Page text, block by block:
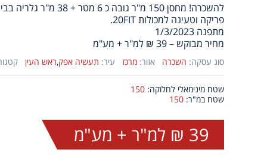
להשכרה! מחסן 150 מ"ר
פריקה וטעינה למכולות 20FIT.
מתפנה 1/3/2023
מחיר מבוקש – 39 ₪ למ"ר + מע"מ
סוג עסקה: השכרה אזור: מרכז עיר: תעשיה אפק,ראש העין
שטח מינימאלי לחלוקה: 150
שטח במ"ר: 150
39 ₪ למ"ר + מע"מ